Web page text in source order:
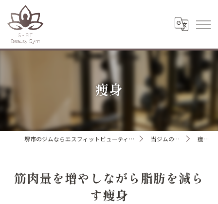
痩身
堺市のジムならエスフィットビューティージム 当ジムの特徴 痩身
筋肉量を増やしながら脂肪を減ら
す痩身